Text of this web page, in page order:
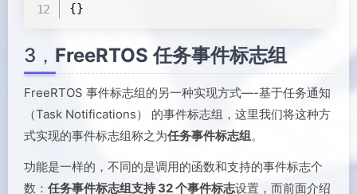
{}
3， FreeRTOS 任务事件标志组
FreeRTOS 事件标志组的另一种实现方式—-基于任务通知
（Task Notifications） 的事件标志组，这里我们将这种方
式实现的事件标志组称之为任务事件标志组。
功能是一样的，不同的是调用的函数和支持的事件标志个
数： 任务事件标志组支持 32 个事件标志设置，而前面介绍